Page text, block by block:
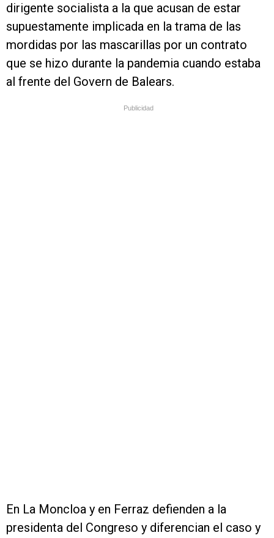
dirigente socialista a la que acusan de estar
supuestamente implicada en la trama de las
mordidas por las mascarillas por un contrato
que se hizo durante la pandemia cuando estaba
al frente del Govern de Balears.
Publicidad
En La Moncloa y en Ferraz defienden a la
presidenta del Congreso y diferencian el caso y